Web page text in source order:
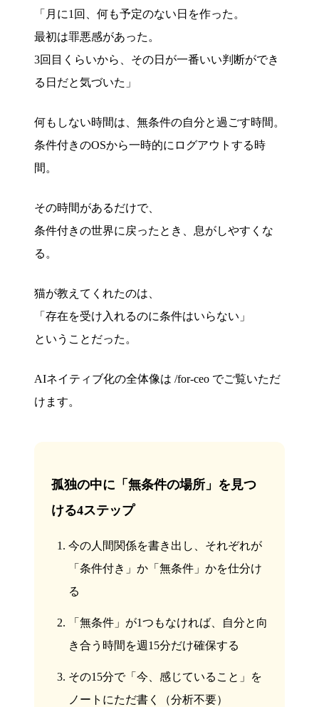
「月に1回、何も予定のない日を作った。
最初は罪悪感があった。
3回目くらいから、その日が一番いい判断ができ
る日だと気づいた」
何もしない時間は、無条件の自分と過ごす時間。
条件付きのOSから一時的にログアウトする時
間。
その時間があるだけで、
条件付きの世界に戻ったとき、息がしやすくな
る。
猫が教えてくれたのは、
「存在を受け入れるのに条件はいらない」
ということだった。
AIネイティブ化の全体像は /for-ceo でご覧いただ
けます。
孤独の中に「無条件の場所」を見つ
ける4ステップ
今の人間関係を書き出し、それぞれが
「条件付き」か「無条件」かを仕分け
る
「無条件」が1つもなければ、自分と向
き合う時間を週15分だけ確保する
その15分で「今、感じていること」を
ノートにただ書く（分析不要）